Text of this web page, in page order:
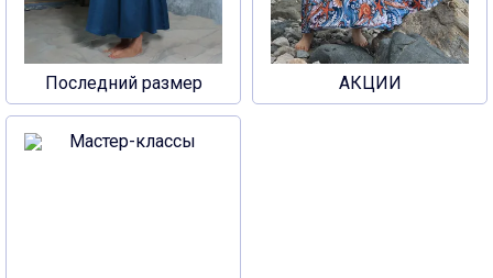
Последний размер АКЦИИ